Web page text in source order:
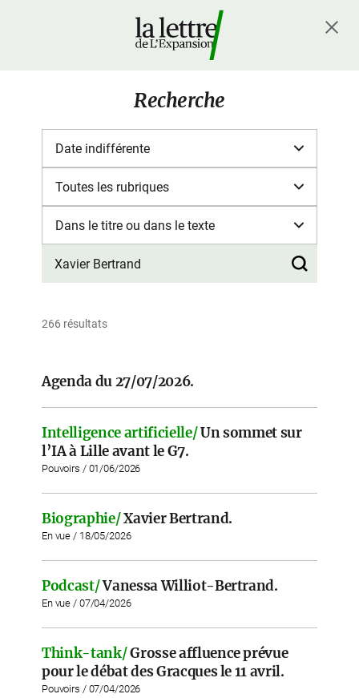
Recherche
266 résultats
Agenda du 27/07/2026.
Intelligence artificielle/Un sommet sur
l’IA à Lille avant le G7.
Pouvoirs / 01/06/2026
Biographie/Xavier Bertrand.
En vue / 18/05/2026
Podcast/Vanessa Williot-Bertrand.
En vue / 07/04/2026
Think-tank/Grosse affluence prévue
pour le débat des Gracques le 11 avril.
Pouvoirs / 07/04/2026